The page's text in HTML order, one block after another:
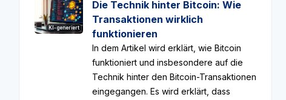
KI-generiert
Die Technik hinter Bitcoin: Wie
Transaktionen wirklich
funktionieren
In dem Artikel wird erklärt, wie Bitcoin
funktioniert und insbesondere auf die
Technik hinter den Bitcoin-Transaktionen
eingegangen. Es wird erklärt, dass